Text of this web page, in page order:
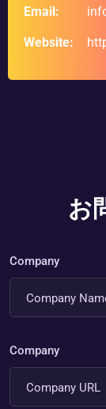
Email:
Website:
お
Company
Company